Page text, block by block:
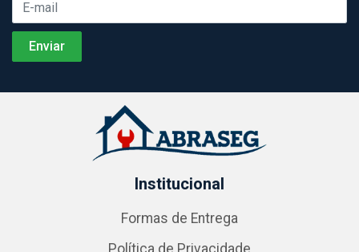
Institucional
Formas de Entrega
Política de Privacidade